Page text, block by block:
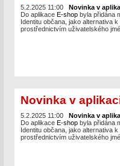
5.2.2025 11:00 Novinka v
Do aplikace E-shop byla přidána
Identitu občana, jako alternativa k
prostřednictvím uživatelského
Novinka v
5.2.2025 11:00 Novinka v
Do aplikace E-shop byla přidána
Identitu občana, jako alternativa k
prostřednictvím uživatelského